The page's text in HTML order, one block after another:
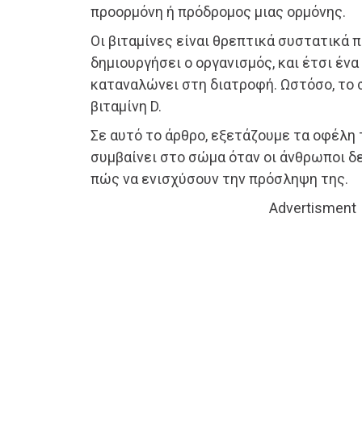
προορμόνη ή πρόδρομος μιας ορμόνης.
Οι βιταμίνες είναι θρεπτικά συστατικά
δημιουργήσει ο οργανισμός, και έτσι
καταναλώνει στη διατροφή. Ωστόσο, το
βιταμίνη D.
Σε αυτό το άρθρο, εξετάζουμε τα οφέλη
συμβαίνει στο σώμα όταν οι άνθρωποι
πώς να ενισχύσουν την πρόσληψη της.
Advertisment